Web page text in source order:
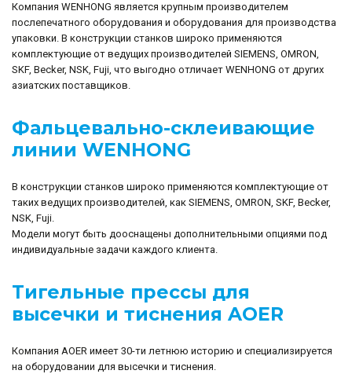
Компания WENHONG является крупным производителем
послепечатного оборудования и оборудования для производства
упаковки. В конструкции станков широко применяются
комплектующие от ведущих производителей SIEMENS, OMRON,
SKF, Becker, NSK, Fuji, что выгодно отличает WENHONG от других
азиатских поставщиков.
Фальцевально-склеивающие
линии WENHONG
В конструкции станков широко применяются комплектующие от
таких ведущих производителей, как SIEMENS, OMRON, SKF, Becker,
NSK, Fuji.
Модели могут быть дооснащены дополнительными опциями под
индивидуальные задачи каждого клиента.
Тигельные прессы для
высечки и тиснения AOER
Компания AOER имеет 30-ти летнюю историю и специализируется
на оборудовании для высечки и тиснения.